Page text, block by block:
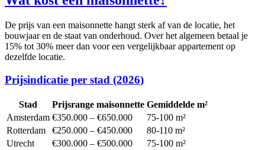
De prijs van een maisonnette hangt sterk af van de locatie, het
bouwjaar en de staat van onderhoud. Over het algemeen betaal je
15% tot 30% meer dan voor een vergelijkbaar appartement op
dezelfde locatie.
Prijsindicatie per stad (2026)
Stad Prijsrange maisonnette Gemiddelde m²
Amsterdam €350.000 – €650.000
75-100 m²
Rotterdam
€250.000 – €450.000
80-110 m²
Utrecht
€300.000 – €500.000
75-100 m²